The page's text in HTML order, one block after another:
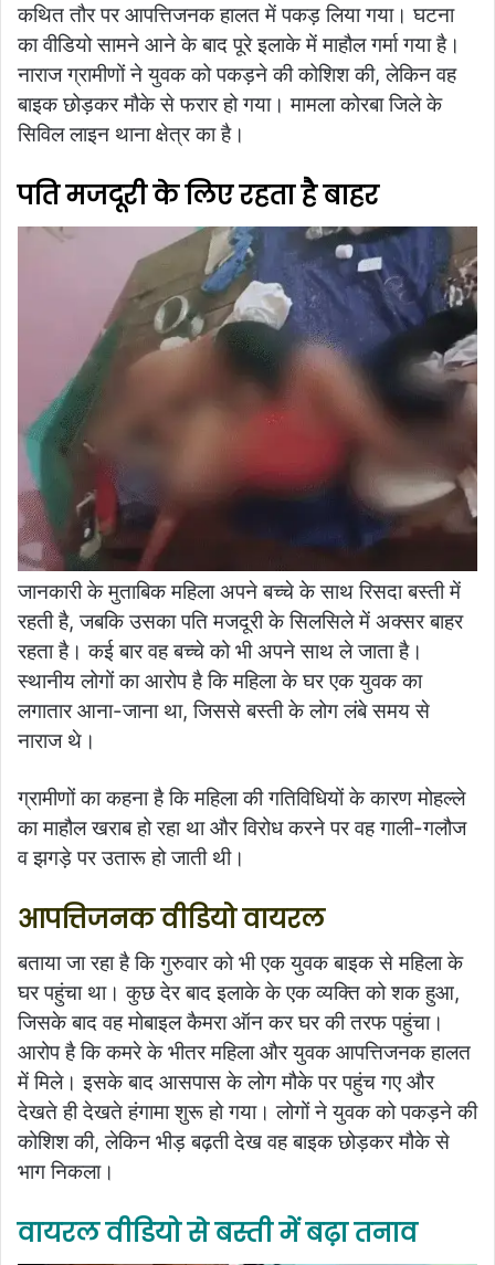
कथित तौर पर आपत्तिजनक हालत में पकड़ लिया गया। घटना
का वीडियो सामने आने के बाद पूरे इलाके में माहौल गर्मा गया है।
नाराज ग्रामीणों ने युवक को पकड़ने की कोशिश की, लेकिन वह
बाइक छोड़कर मौके से फरार हो गया। मामला कोरबा जिले के
सिविल लाइन थाना क्षेत्र का है।
पति मजदूरी के लिए रहता है बाहर
जानकारी के मुताबिक महिला अपने बच्चे के साथ रिसदा बस्ती में
रहती है, जबकि उसका पति मजदूरी के सिलसिले में अक्सर बाहर
रहता है। कई बार वह बच्चे को भी अपने साथ ले जाता है।
स्थानीय लोगों का आरोप है कि महिला के घर एक युवक का
लगातार आना-जाना था, जिससे बस्ती के लोग लंबे समय से
नाराज थे।
ग्रामीणों का कहना है कि महिला की गतिविधियों के कारण मोहल्ले
का माहौल खराब हो रहा था और विरोध करने पर वह गाली-गलौज
व झगड़े पर उतारू हो जाती थी।
आपत्तिजनक वीडियो वायरल
बताया जा रहा है कि गुरुवार को भी एक युवक बाइक से महिला के
घर पहुंचा था। कुछ देर बाद इलाके के एक व्यक्ति को शक हुआ,
जिसके बाद वह मोबाइल कैमरा ऑन कर घर की तरफ पहुंचा।
आरोप है कि कमरे के भीतर महिला और युवक आपत्तिजनक हालत
में मिले। इसके बाद आसपास के लोग मौके पर पहुंच गए और
देखते ही देखते हंगामा शुरू हो गया। लोगों ने युवक को पकड़ने की
कोशिश की, लेकिन भीड़ बढ़ती देख वह बाइक छोड़कर मौके से
भाग निकला।
वायरल वीडियो से बस्ती में बढ़ा तनाव